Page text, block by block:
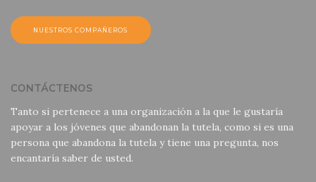
NUESTROS COMPAÑEROS
CONTÁCTENOS
Tanto si pertenece a una organización a la que le gustaría
apoyar a los jóvenes que abandonan la tutela, como si es una
persona que abandona la tutela y tiene una pregunta, nos
encantaría saber de usted.